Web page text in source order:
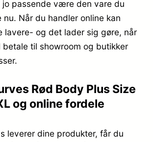
jo passende være den vare du
nu. Når du handler online kan
lavere- og det lader sig gøre, når
betale til showroom og butikker
Rød Body Plus Size
og online fordele
leverer dine produkter, får du